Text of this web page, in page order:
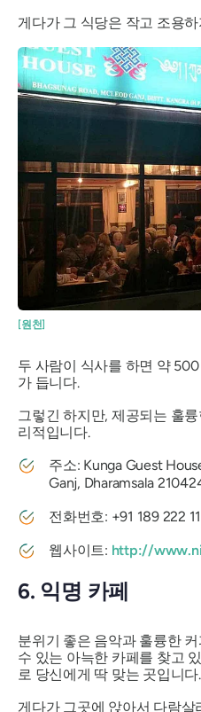
게다가 그 식당은 작고 조용
[원천]
두 사람이 식사를 하면 약
가 듭니다.
그렇긴 하지만, 제공되는 훌
리적입니다.
주소: Kunga Guest
Ganj, Dharamsala
전화번호: +91 189 222
웹사이트: http://
6. 익명 카페
분위기 좋은 음악과 훌륭한
수 있는 아늑한 카페를 찾고
로 당신에게 딱 맞는 곳입니다.
게다가 그곳에 앉아서 다람